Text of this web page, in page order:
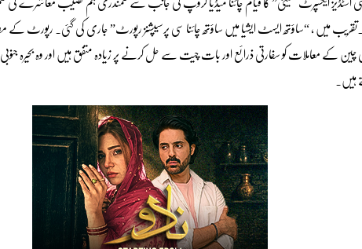
میں ، “ساؤتھ ایسٹ ایشیا میں ساؤتھ چائنا سی پرسیپشنز رپورٹ” جاری کی گئی۔ رپورٹ کے
چین کے معاملات کو سفارتی ذرائع اور بات چیت سے حل کرنے پر زیادہ متفق ہیں اور وہ
ہیں۔